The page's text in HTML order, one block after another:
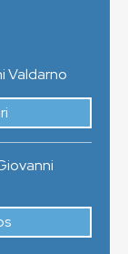
Valdarno